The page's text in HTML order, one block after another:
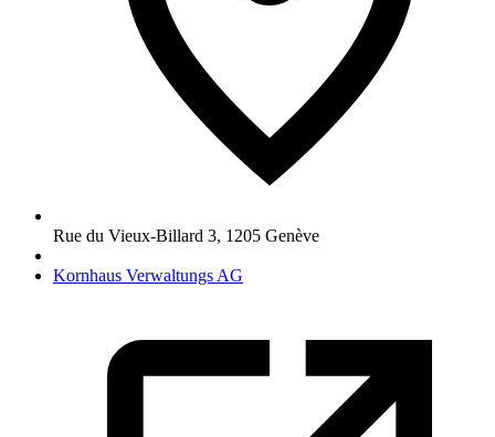
Rue du Vieux-Billard 3, 1205 Genève
Kornhaus Verwaltungs AG